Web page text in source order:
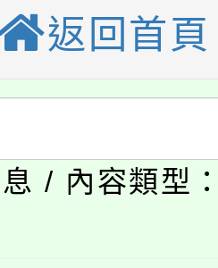
，中低收入戶
，詳情可洽有
教育及科技
教育及科技
活教案入校路
115學年度第
師甄選結果
」8/29、30在
返回首頁
/ 內容類型